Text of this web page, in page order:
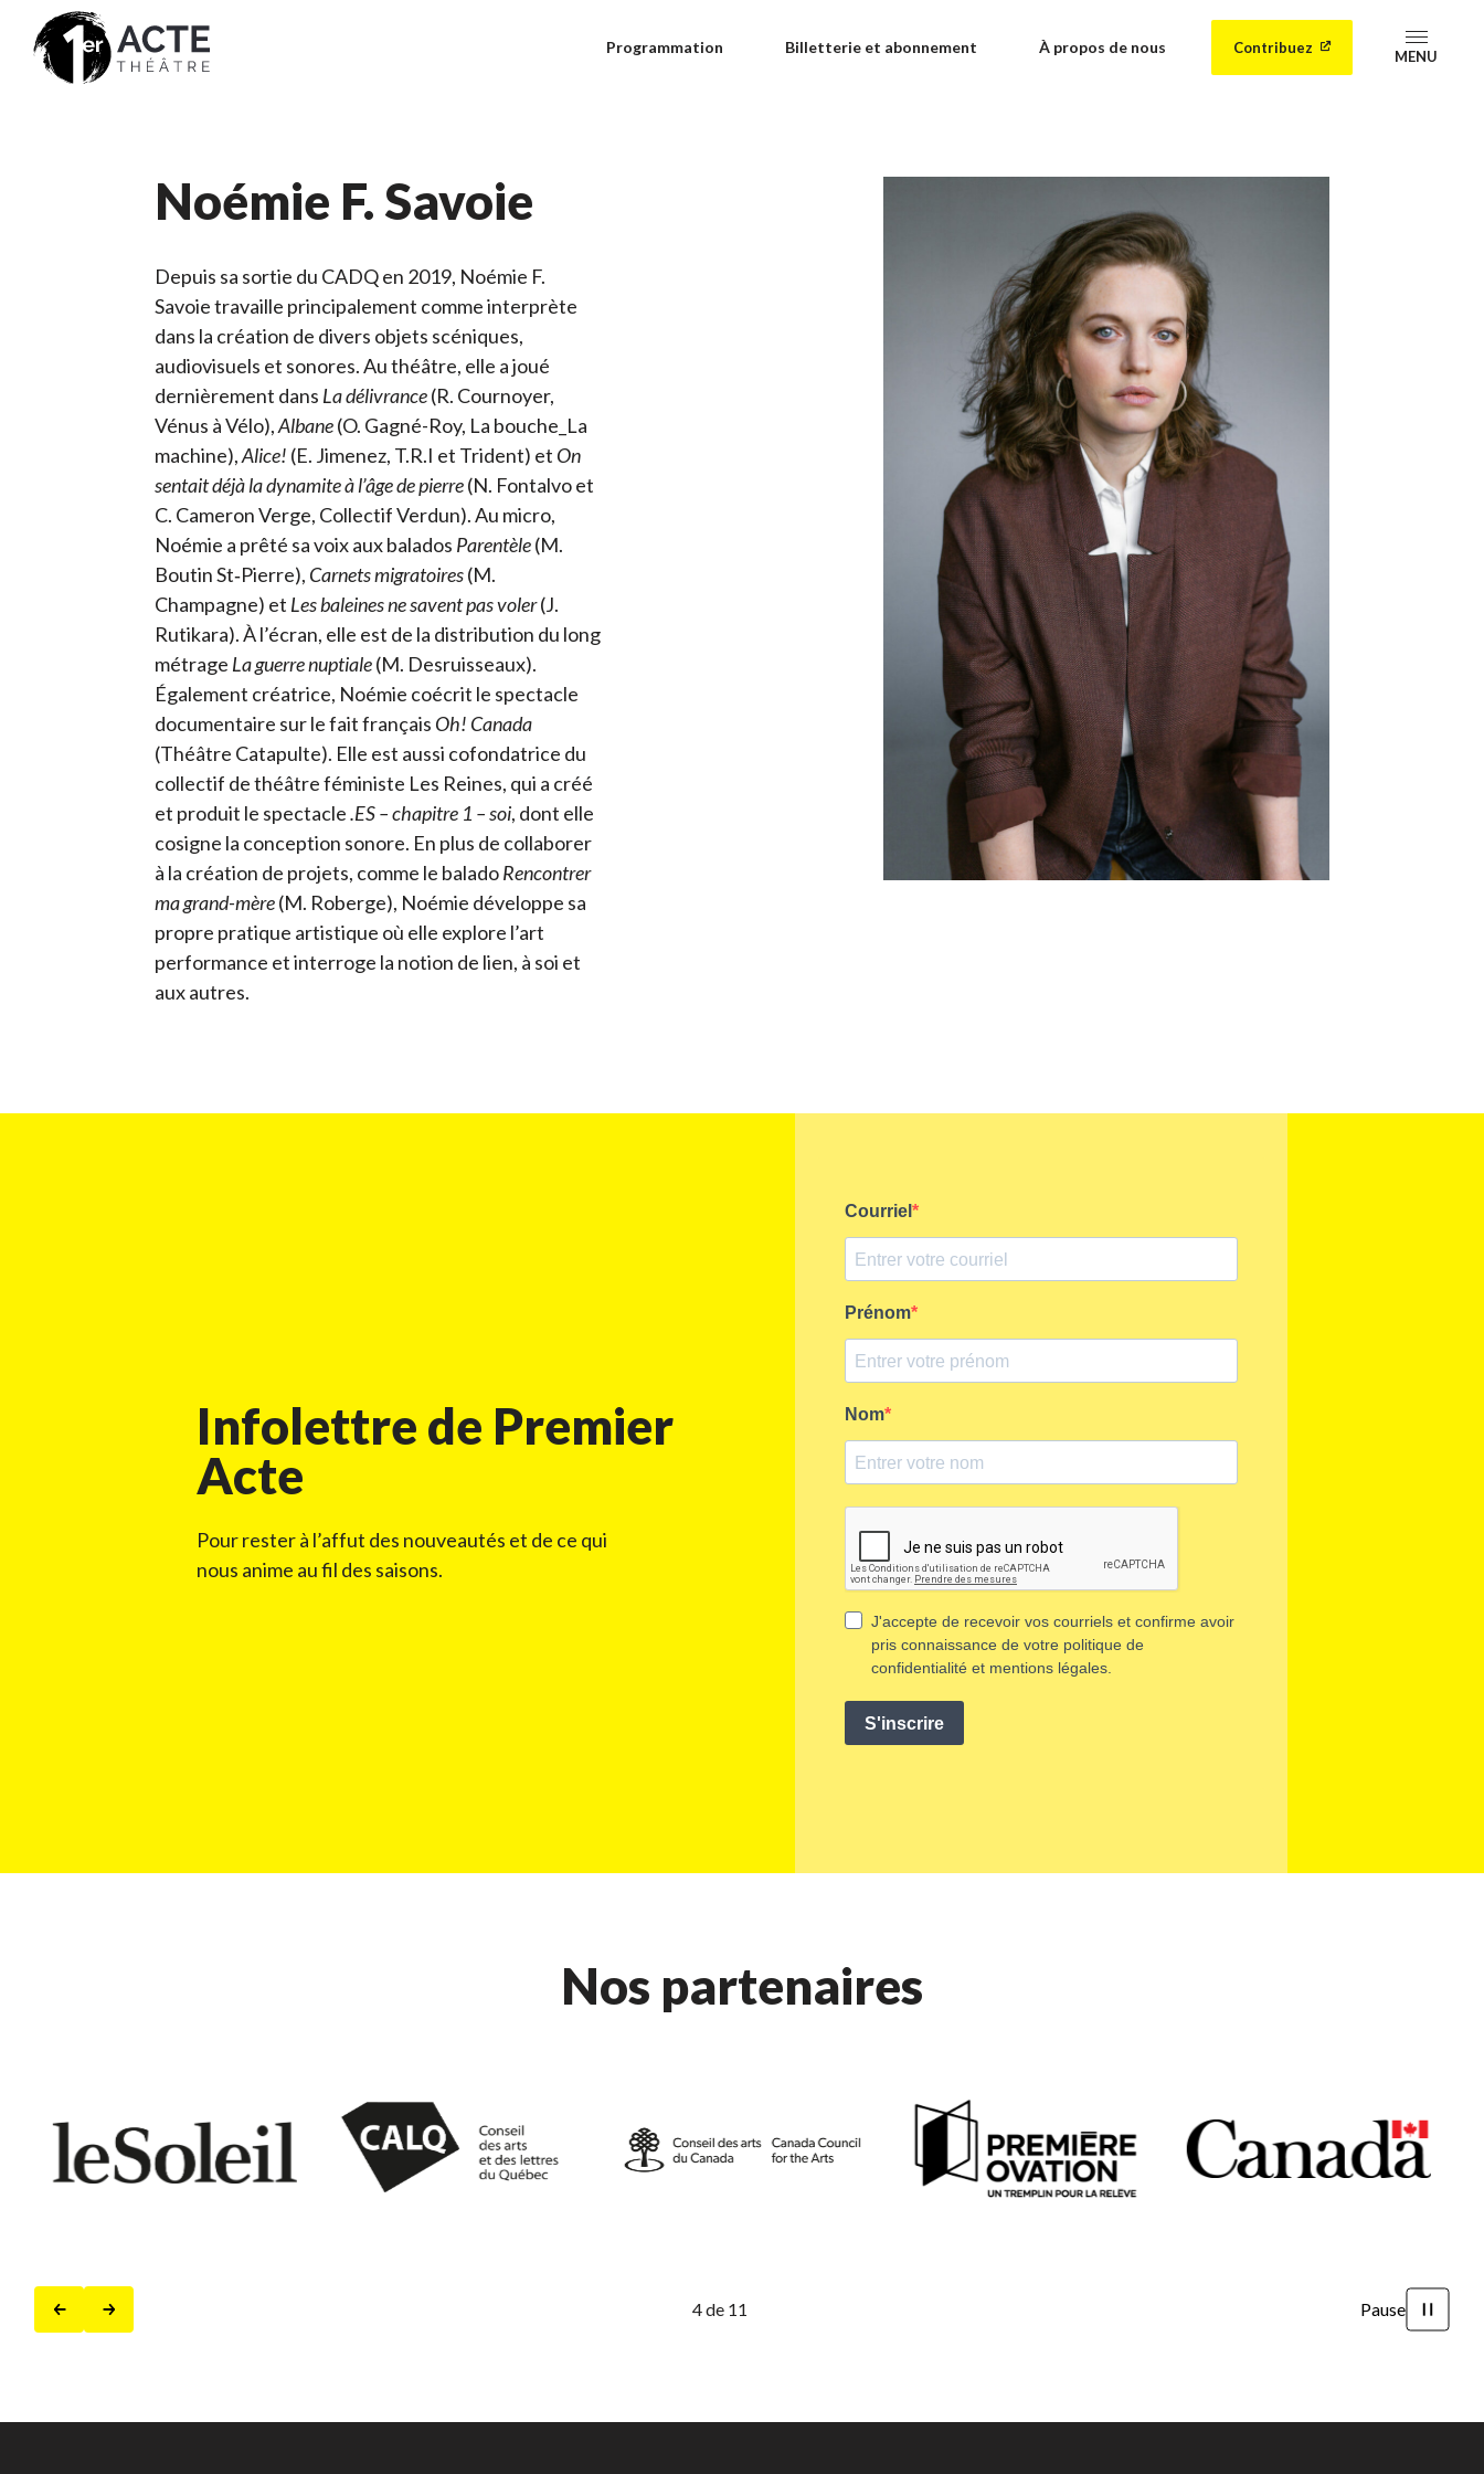
Programmation Billetterie et abonnement À propos de nous Contribuez MENU
Noémie F. Savoie
Depuis sa sortie du CADQ en 2019, Noémie F.
Savoie travaille principalement comme interprète
dans la création de divers objets scéniques,
audiovisuels et sonores. Au théâtre, elle a joué
dernièrement dans La délivrance(R. Cournoyer,
Vénus à Vélo),Albane(O. Gagné-Roy, La bouche_La
machine),Alice! (E. Jimenez, T.R.I et Trident) et On
sentait déjà la dynamite à l’âge de pierre(N. Fontalvo et
C. Cameron Verge, Collectif Verdun). Au micro,
Noémie a prêté sa voix aux balados Parentèle(M.
Boutin St‑Pierre), Carnets migratoires(M.
Champagne) et Les baleines ne savent pas voler(J.
Rutikara). À l’écran, elle est de la distribution du long
métrage La guerre nuptiale(M. Desruisseaux).
Également créatrice, Noémie coécrit le spectacle
documentaire sur le fait français Oh! Canada
(Théâtre Catapulte). Elle est aussi cofondatrice du
collectif de théâtre féministe Les Reines, qui a créé
et produit le spectacle.ES – chapitre 1 – soi, dont elle
cosigne la conception sonore. En plus de collaborer
à la création de projets, comme le baladoRencontrer
ma grand-mère(M. Roberge), Noémie développe sa
propre pratique artistique où elle explore l’art
performance et interroge la notion de lien, à soi et
aux autres.
Infolettre de Premier
Acte
Pour rester à l’affut des nouveautés et de ce qui
nous anime au fil des saisons.
Nos partenaires
PrécédentSuivant 5de 11 Pause